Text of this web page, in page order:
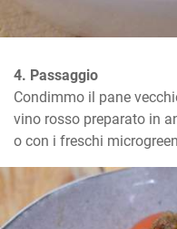
4. Passaggio
Condimmo il pane
vino rosso preparato in
o con i freschi